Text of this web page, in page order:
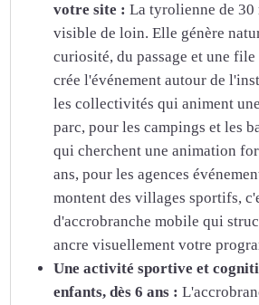
votre site : La tyrolienne de 30
visible de loin. Elle génère
curiosité, du passage et une
crée l'événement autour de
les collectivités qui animent
parc, pour les campings et les
qui cherchent une animation
ans, pour les agences
montent des villages sportifs,
d'accrobranche mobile qui
ancre visuellement votre
Une activité sportive et
enfants, dès 6 ans :